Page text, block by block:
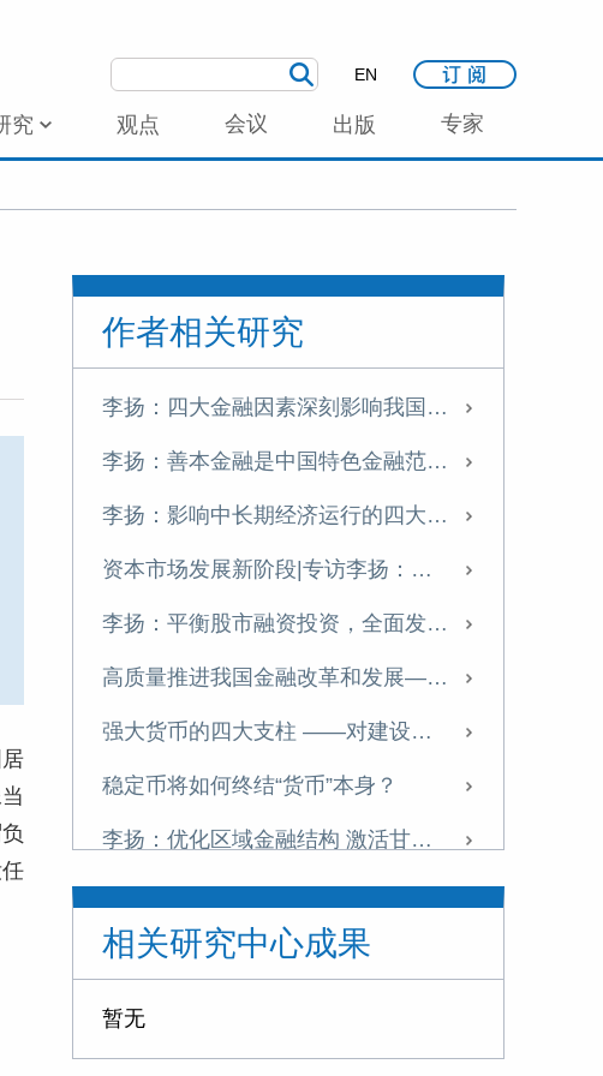
EN
究 观点 会议 出版 专家
作者相关研究
李扬：四大金融因素深刻影响我国中长期经济运行
李扬：善本金融是中国特色金融范式的有益探索
李扬：影响中长期经济运行的四大金融因素
资本市场发展新阶段|专访李扬：中国金融体系提质正当时
李扬：平衡股市融资投资，全面发展资本市场
高质量推进我国金融改革和发展——学习十五五金融改革规划体会
强大货币的四大支柱 ——对建设金融强国战略的思考
稳定币将如何终结“货币”本身？
李扬：优化区域金融结构 激活甘肃高质量发展新动能
李扬：当前中国经济运行的若干问题
“稳定币”五议
加强中国特色金融发展之路的文化支撑
相关研究中心成果
暂无